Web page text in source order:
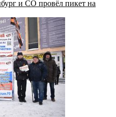
и СО провёл пикет на